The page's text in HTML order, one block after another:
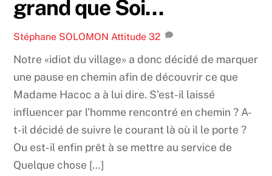
grand que Soi…
Stéphane SOLOMON Attitude 32
Notre «idiot du village» a donc décidé de marquer
une pause en chemin afin de découvrir ce que
Madame Hacoc a à lui dire. S’est-il laissé
influencer par l’homme rencontré en chemin ? A-
t-il décidé de suivre le courant là où il le porte ?
Ou est-il enfin prêt à se mettre au service de
Quelque chose […]